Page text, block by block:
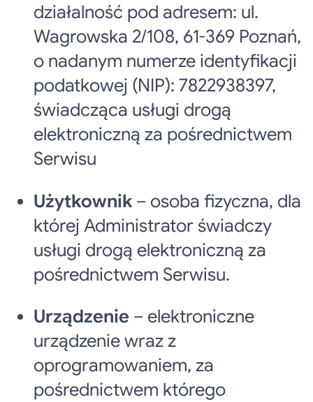
działalność pod adresem: ul.
Wagrowska 2/108, 61-369 Poznań,
o nadanym numerze identyfikacji
podatkowej (NIP): 7822938397,
świadcząca usługi drogą
elektroniczną za pośrednictwem
Serwisu
Użytkownik– osoba fizyczna, dla
której Administrator świadczy
usługi drogą elektroniczną za
pośrednictwem Serwisu.
Urządzenie – elektroniczne
urządzenie wraz z
oprogramowaniem, za
pośrednictwem którego